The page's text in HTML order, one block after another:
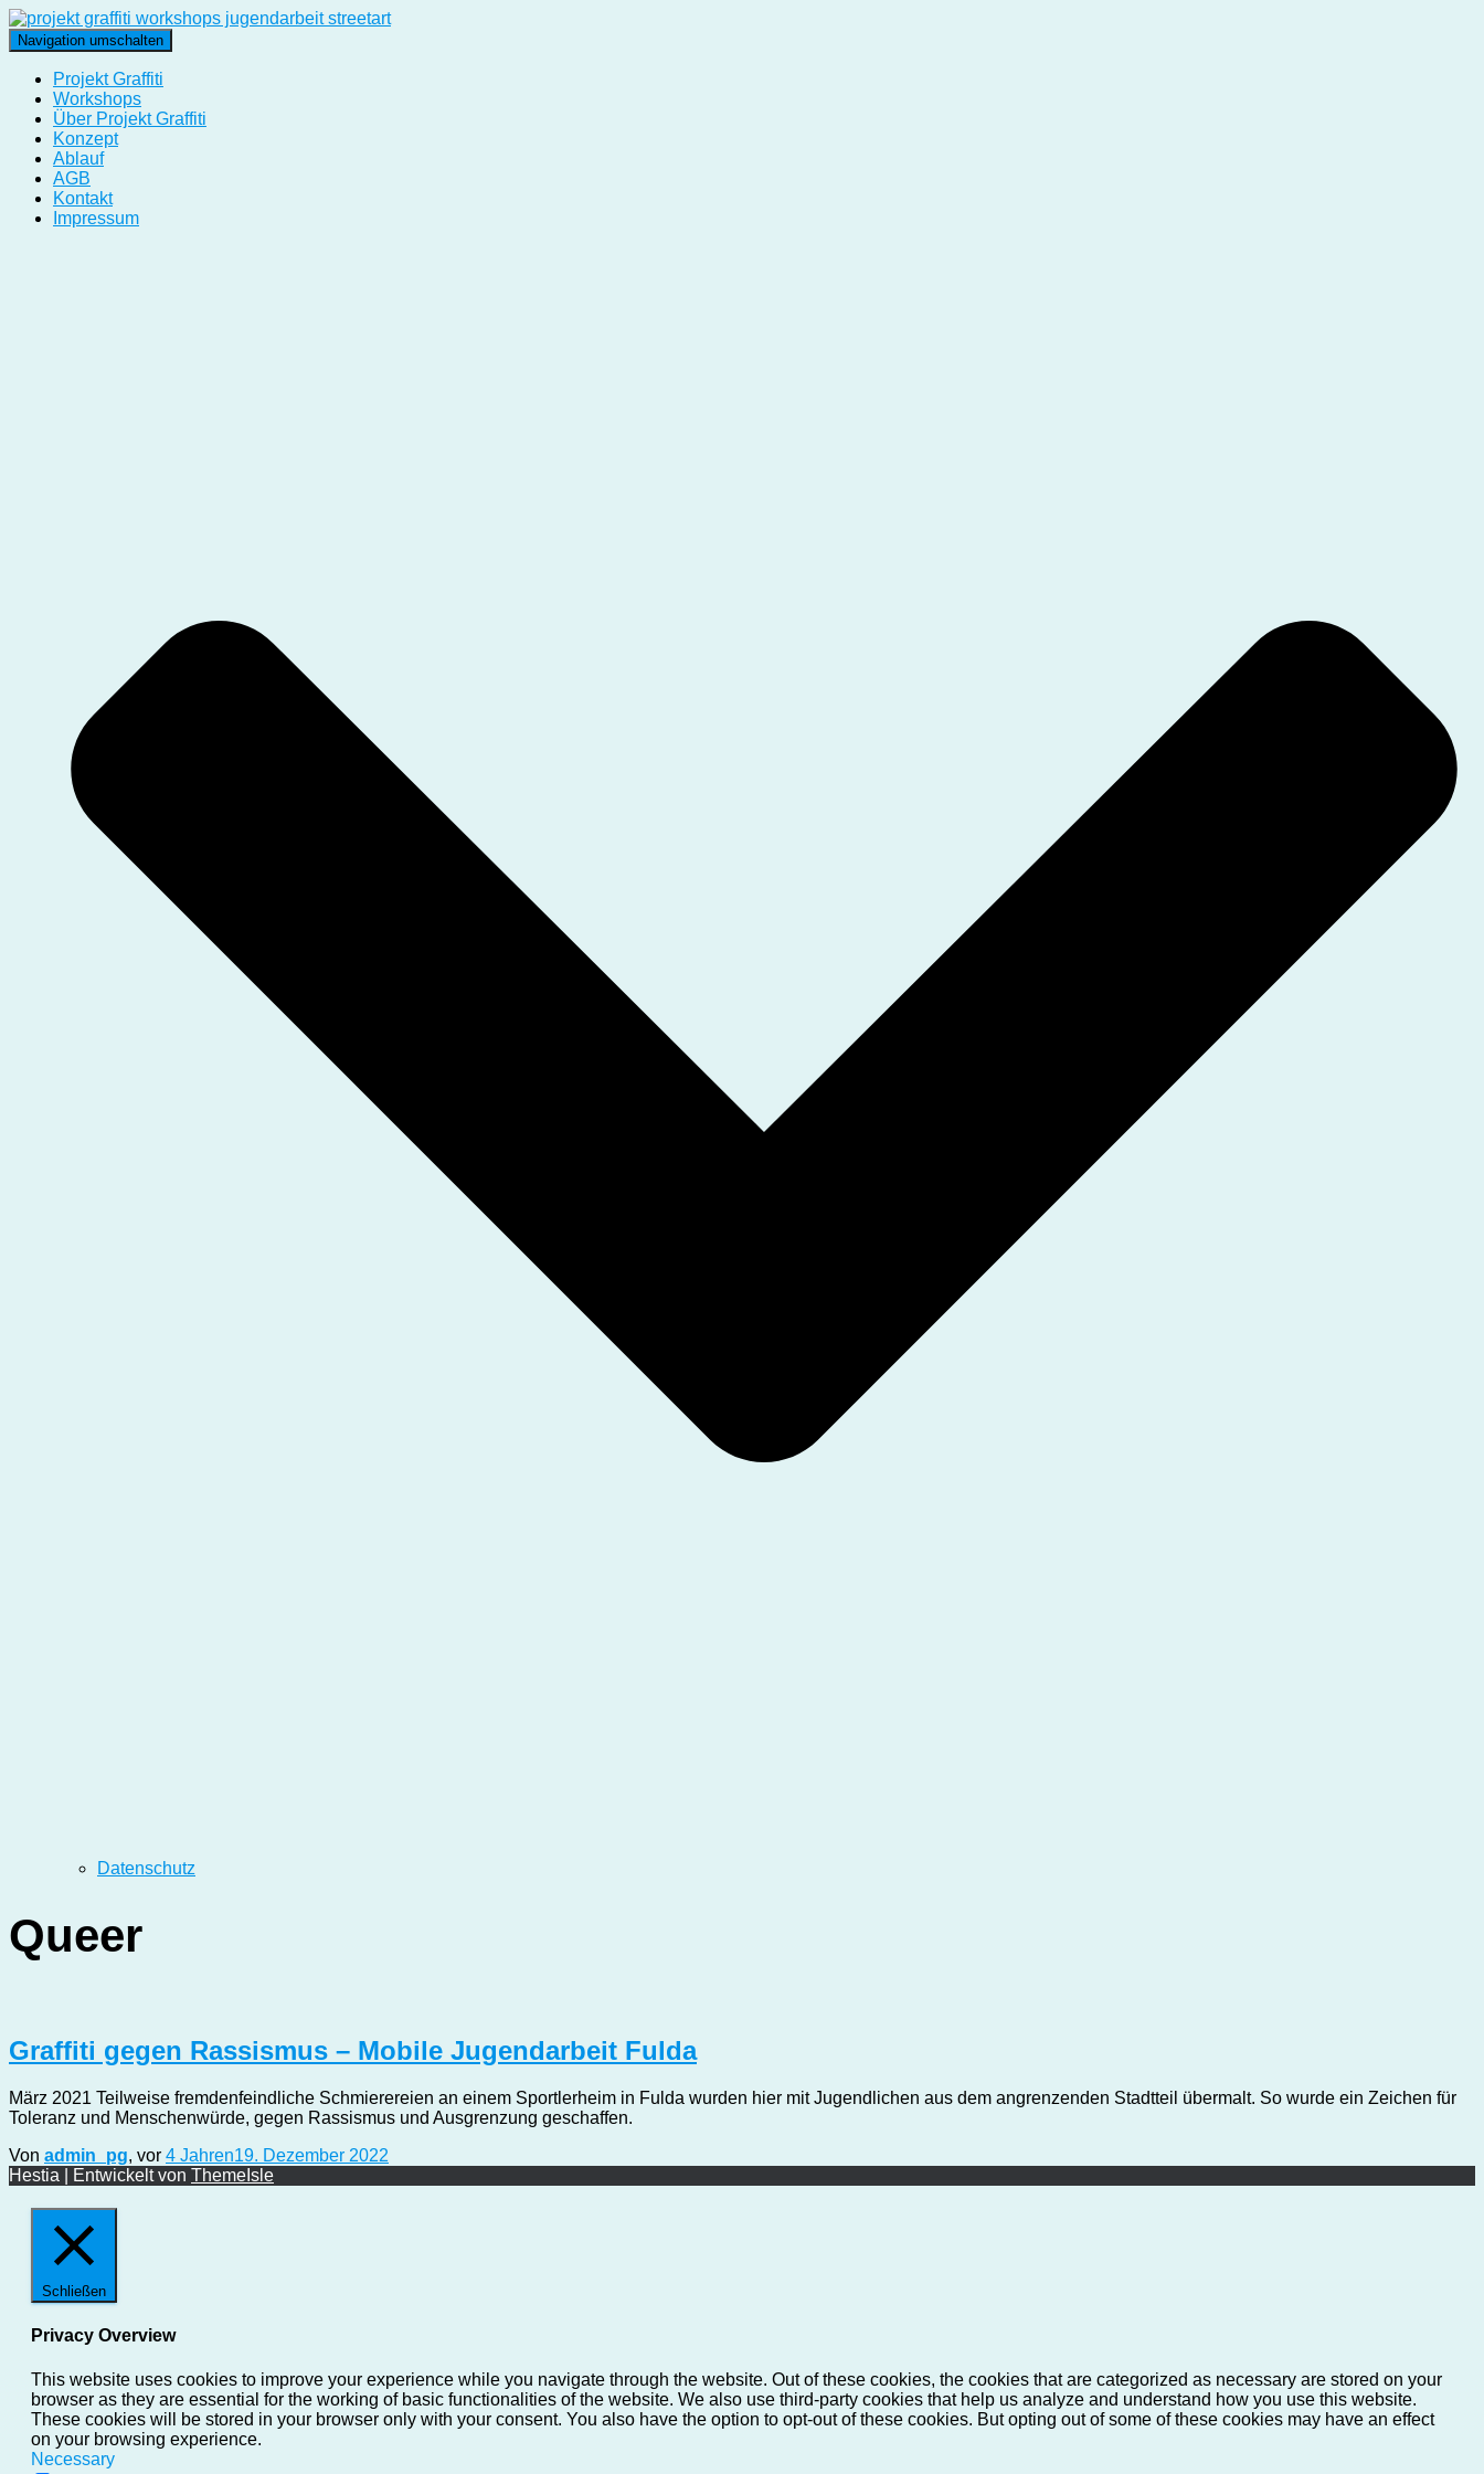
Navigation umschalten
Projekt Graffiti
Workshops
Über Projekt Graffiti
Konzept
Ablauf
AGB
Kontakt
Impressum
Datenschutz
Queer
Graffiti gegen Rassismus – Mobile Jugendarbeit Fulda
März 2021 Teilweise fremdenfeindliche Schmierereien an einem Sportlerheim in Fulda wurden hier mit Jugendlichen aus dem angrenzenden Stadtteil übermalt. So wurde ein Zeichen für
Toleranz und Menschenwürde, gegen Rassismus und Ausgrenzung geschaffen.
Von admin_pg, vor 4 Jahren19. Dezember 2022
Hestia | Entwickelt von ThemeIsle
Schließen
Privacy Overview
This website uses cookies to improve your experience while you navigate through the website. Out of these cookies, the cookies that are categorized as necessary are stored on your
browser as they are essential for the working of basic functionalities of the website. We also use third-party cookies that help us analyze and understand how you use this website.
These cookies will be stored in your browser only with your consent. You also have the option to opt-out of these cookies. But opting out of some of these cookies may have an effect
on your browsing experience.
Necessary